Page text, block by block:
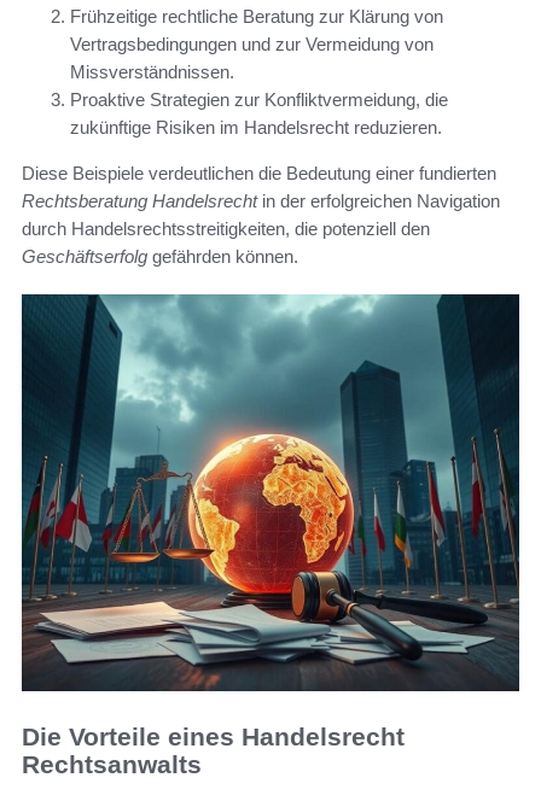
Frühzeitige rechtliche Beratung zur Klärung von
Vertragsbedingungen und zur Vermeidung von
Missverständnissen.
Proaktive Strategien zur Konfliktvermeidung, die
zukünftige Risiken im Handelsrecht reduzieren.
Diese Beispiele verdeutlichen die Bedeutung einer fundierten
Rechtsberatung Handelsrechtin der erfolgreichen Navigation
durch Handelsrechtsstreitigkeiten, die potenziell den
Geschäftserfolg gefährden können.
Die Vorteile eines Handelsrecht
Rechtsanwalts